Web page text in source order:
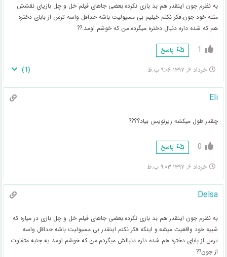
به نظرم جون اینقدر هم بد بازی نکرده.بعضی جاهای فیلم خل و چل بازیای نقشش
مثله خود جون.فکر نکنم خیلیم بی مسیولیت باشه حداقل واسه ترس از بابای دختره
هم که شده داره دنبال دختره میگرده.من که خوشم اومد.??
1 پاسخ
خرداد ۶, ۱۳۹۷ ۹:۰۶ ب.ظ (
1
)
Eli
چقدر طول میکشه زیرنویس بیاد؟؟??
0 پاسخ
خرداد ۶, ۱۳۹۷ ۹:۰۳ ب.ظ
Delsa
به نظرم جون اینقدر هم بد بازی نکرده.بعضی جاهای فیلم خل و چل بازی در میاره که
شبیه خود واقعیت میشه.و اینکه فکر نکنم اینقدر بی مسیولیت باشه حداقل واسه
ترس از بابای دختره هم شده داره دنبالش میگردم.من که خوشم اومد یه جنبه متفاوت
از جون??